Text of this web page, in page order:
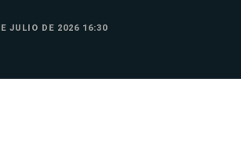
JULIO DE 2026 16:30